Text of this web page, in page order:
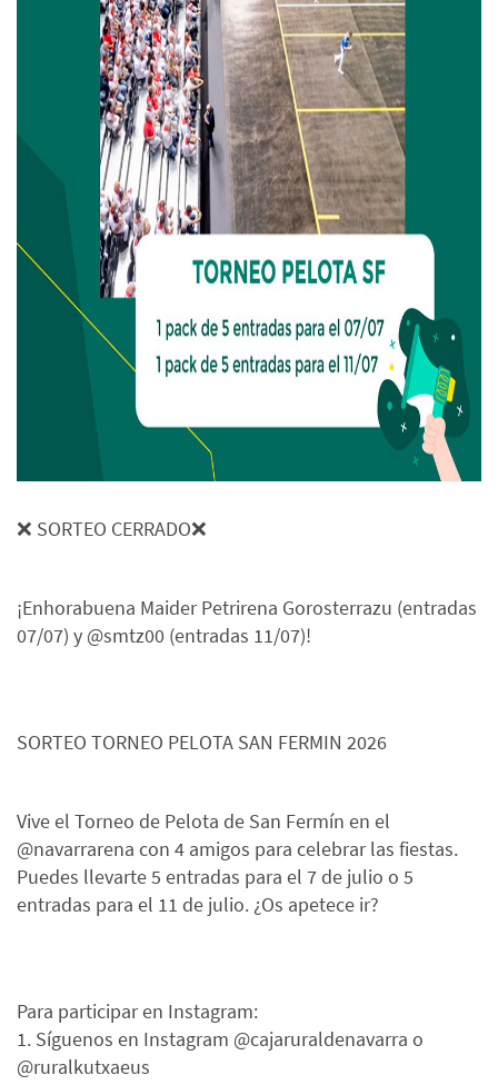
❌ SORTEO CERRADO❌
¡Enhorabuena Maider Petrirena Gorosterrazu (entradas
07/07) y @smtz00 (entradas 11/07)!
SORTEO TORNEO PELOTA SAN FERMIN 2026
Vive el Torneo de Pelota de San Fermín en el
@navarrarena con 4 amigos para celebrar las fiestas.
Puedes llevarte 5 entradas para el 7 de julio o 5
entradas para el 11 de julio. ¿Os apetece ir?
Para participar en Instagram:
1. Síguenos en Instagram @cajaruraldenavarra o
@ruralkutxaeus